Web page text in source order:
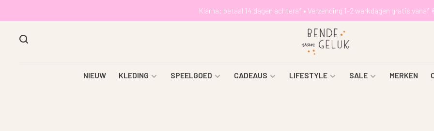
Klarna: betaal 14 dagen achteraf • Verzending 1-2 werkdagen gratis vanaf
NIEUW KLEDING SPEELGOED CADEAUS LIFESTYLE SALE MERKEN